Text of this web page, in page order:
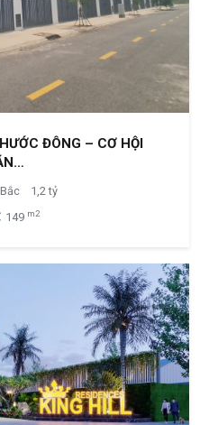
ĐÔNG – CƠ HỘI
1,2 tỷ
149 m2